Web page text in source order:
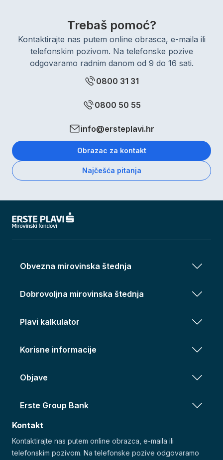
Trebaš pomoć?
Kontaktirajte nas putem online obrasca, e-maila ili
telefonskim pozivom. Na telefonske pozive
odgovaramo radnim danom od 9 do 16 sati.
0800 31 31
0800 50 55
info@ersteplavi.hr
Obrazac za kontakt
Najčešća pitanja
Obvezna mirovinska štednja
Dobrovoljna mirovinska štednja
Plavi kalkulator
Korisne informacije
Objave
Erste Group Bank
Kontakt
Kontaktirajte nas putem online obrazca, e-maila ili
telefonskim pozivom. Na telefonske pozive odgovaramo